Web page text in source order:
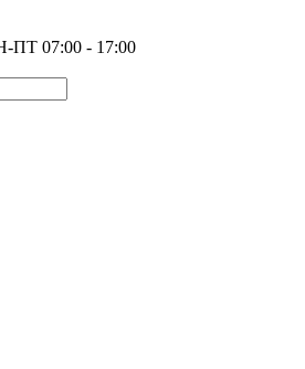
ПТ 07:00 - 17:00